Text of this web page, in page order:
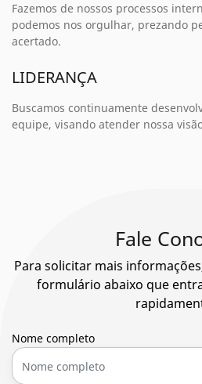
Fazemos de nossos processos
podemos nos orgulhar, prezando
acertado.
LIDERANÇA
Buscamos continuamente
equipe, visando atender nossa
Fale
Para solicitar mais
formulário abaixo que
Nome completo